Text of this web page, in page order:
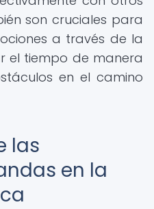
son cruciales para
a través de la
el tiempo de manera
en el camino
las
en la